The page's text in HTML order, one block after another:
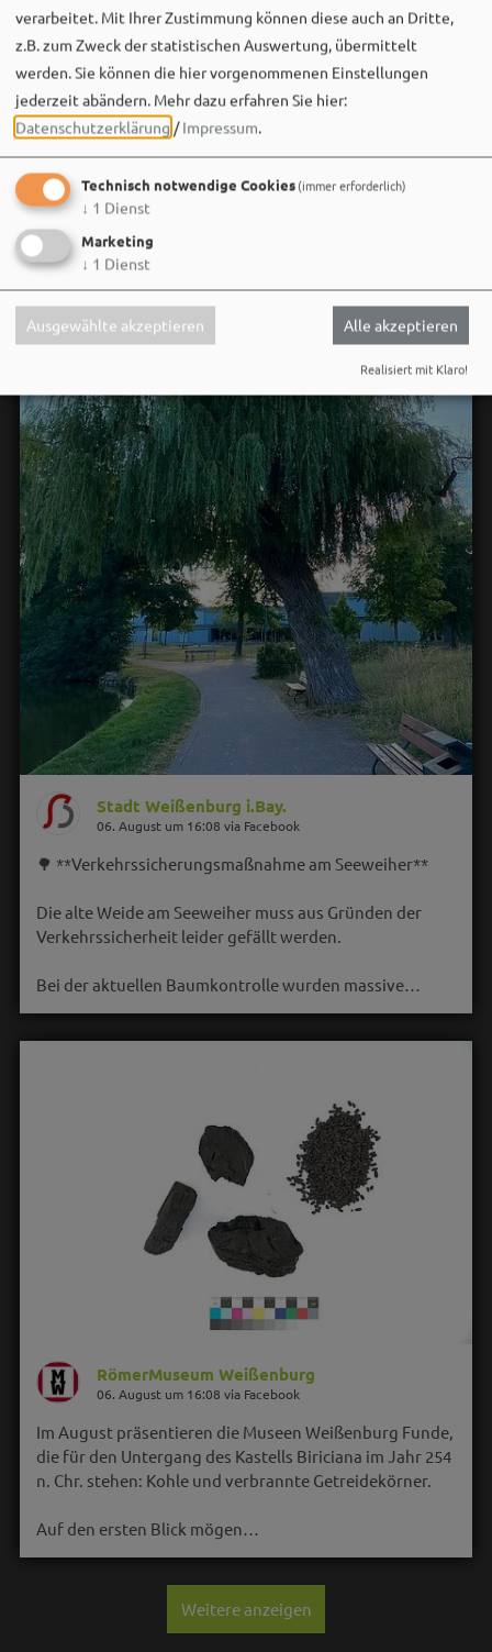
Gute Musik, beste Stimmung und ein Sommerabend,
der im Kopf bleibt. 🌿🎵
Wir sehen uns…
Stadt Weißenburg i.Bay.
06. August um 16:08 via Facebook
🌳 **Verkehrssicherungsmaßnahme am Seeweiher**
Die alte Weide am Seeweiher muss aus Gründen der
Verkehrssicherheit leider gefällt werden.
Bei der aktuellen Baumkontrolle wurden massive…
RömerMuseum Weißenburg
06. August um 16:08 via Facebook
Im August präsentieren die Museen Weißenburg Funde,
die für den Untergang des Kastells Biriciana im Jahr 254
n. Chr. stehen: Kohle und verbrannte Getreidekörner.
Auf den ersten Blick mögen…
Weitere anzeigen
verarbeitet. Mit Ihrer Zustimmung können diese auch an Dritte,
z.B. zum Zweck der statistischen Auswertung, übermittelt
werden. Sie können die hier vorgenommenen Einstellungen
jederzeit abändern. Mehr dazu erfahren Sie hier:
Datenschutzerklärung /Impressum.
Technisch notwendige Cookies(immer erforderlich)
↓ 1 Dienst
Marketing
↓ 1 Dienst
Ausgewählte akzeptieren Alle akzeptieren
Realisiert mit Klaro!